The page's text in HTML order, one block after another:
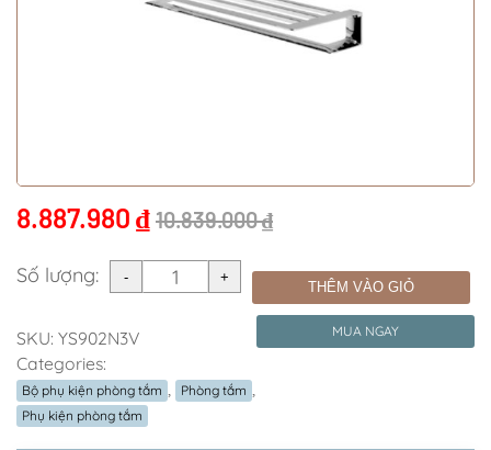
8.887.980 ₫ 10.839.000₫
Số lượng: THÊM VÀO GIỎ
MUA NGAY
SKU: YS902N3V
Categories:
Bộ phụ kiện phòng tắm , Phòng tắm ,
Phụ kiện phòng tắm